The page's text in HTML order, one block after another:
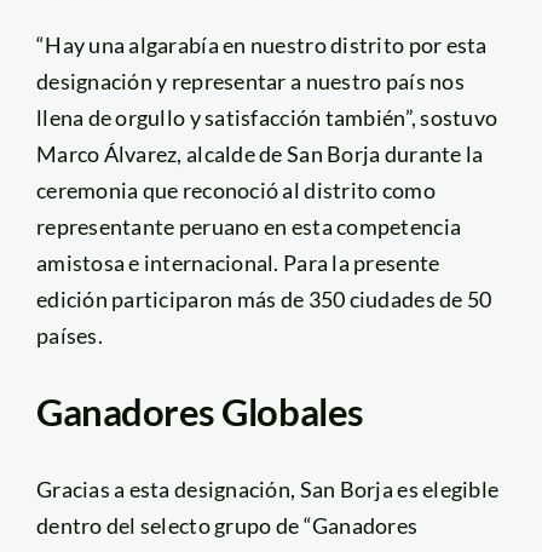
“Hay una algarabía en nuestro distrito por esta
designación y representar a nuestro país nos
llena de orgullo y satisfacción también”, sostuvo
Marco Álvarez, alcalde de San Borja durante la
ceremonia que reconoció al distrito como
representante peruano en esta competencia
amistosa e internacional. Para la presente
edición participaron más de 350 ciudades de 50
países.
Ganadores Globales
Gracias a esta designación, San Borja es elegible
dentro del selecto grupo de “Ganadores